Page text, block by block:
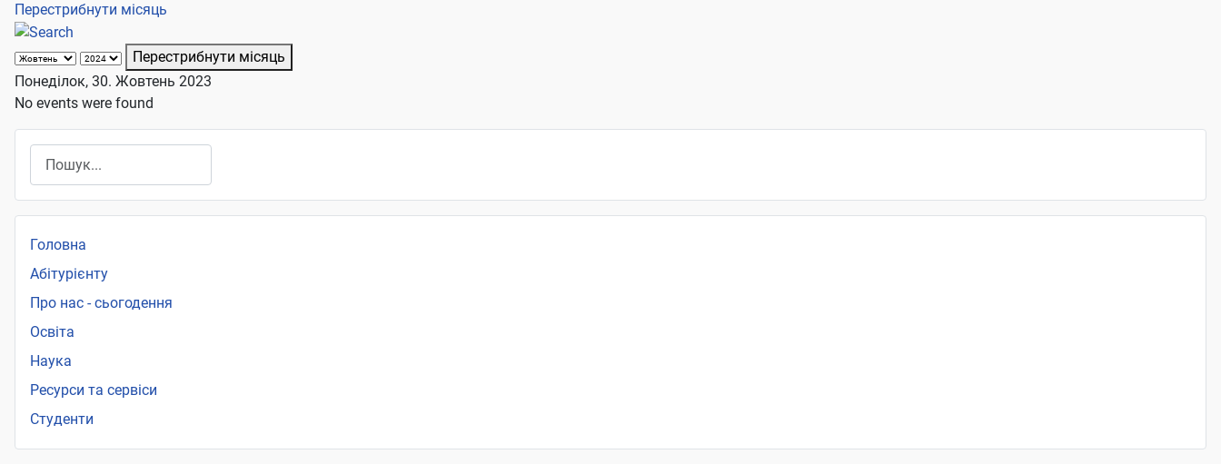
Перестрибнути місяць
Перестрибнути місяць
Понеділок, 30. Жовтень 2023
No events were found
Головна
Абітурієнту
Про нас - сьогодення
Освіта
Наука
Ресурси та сервіси
Студенти